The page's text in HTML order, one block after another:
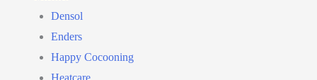
Densol
Enders
Happy Cocooning
Heatcare